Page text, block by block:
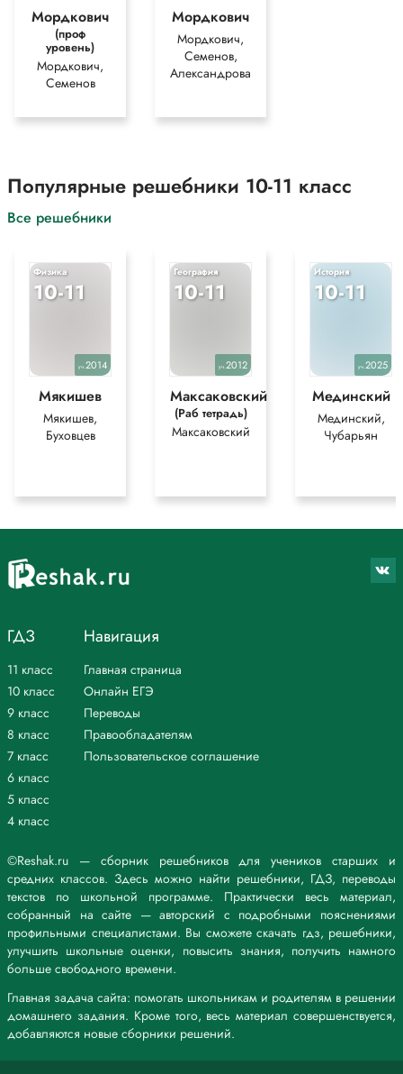
Мордкович
(проф
уровень)
Мордкович,
Семенов
Мордкович
Мордкович,
Семенов,
Александрова
Популярные решебники 10-11 класс
Все решебники
Физика
10-11
уч.2014
Мякишев
Мякишев,
Буховцев
География
10-11
уч.2012
Максаковский
(Раб тетрадь)
Максаковский
История
10-11
уч.2025
Мединский
Мединский,
Чубарьян
©Reshak.ru — сборник решебников для учеников старших и
средних классов. Здесь можно найти решебники, ГДЗ, переводы
текстов по школьной программе. Практически весь материал,
собранный на сайте — авторский с подробными пояснениями
профильными специалистами. Вы сможете скачать гдз, решебники,
улучшить школьные оценки, повысить знания, получить намного
больше свободного времени.
Главная задача сайта: помогать школьникам и родителям в решении
домашнего задания. Кроме того, весь материал совершенствуется,
добавляются новые сборники решений.
ГДЗ
11 класс
10 класс
9 класс
8 класс
7 класс
6 класс
5 класс
4 класс
Навигация
Главная страница
Онлайн ЕГЭ
Переводы
Правообладателям
Пользовательское соглашение